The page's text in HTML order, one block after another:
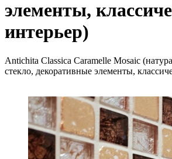
элементы,
интерьер)
Antichita Classica Caramelle Mosaic
стекло, декоративные элементы,